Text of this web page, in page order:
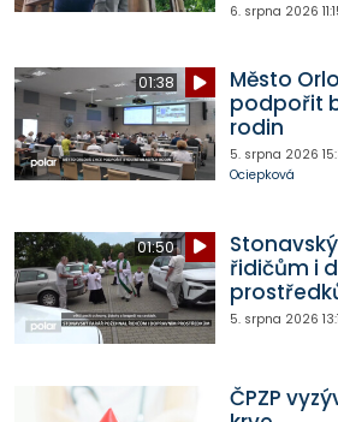
6. srpna 2026
01:38
Město
podpořit
rodin
5. srpna 2026
Ociepková
01:50
řidičům i
5. srpna 2026
ČPZP